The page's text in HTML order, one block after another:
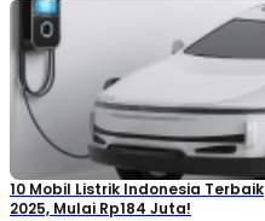
10 Mobil Listrik Indonesia Terbaik
2025, Mulai Rp184 Juta!